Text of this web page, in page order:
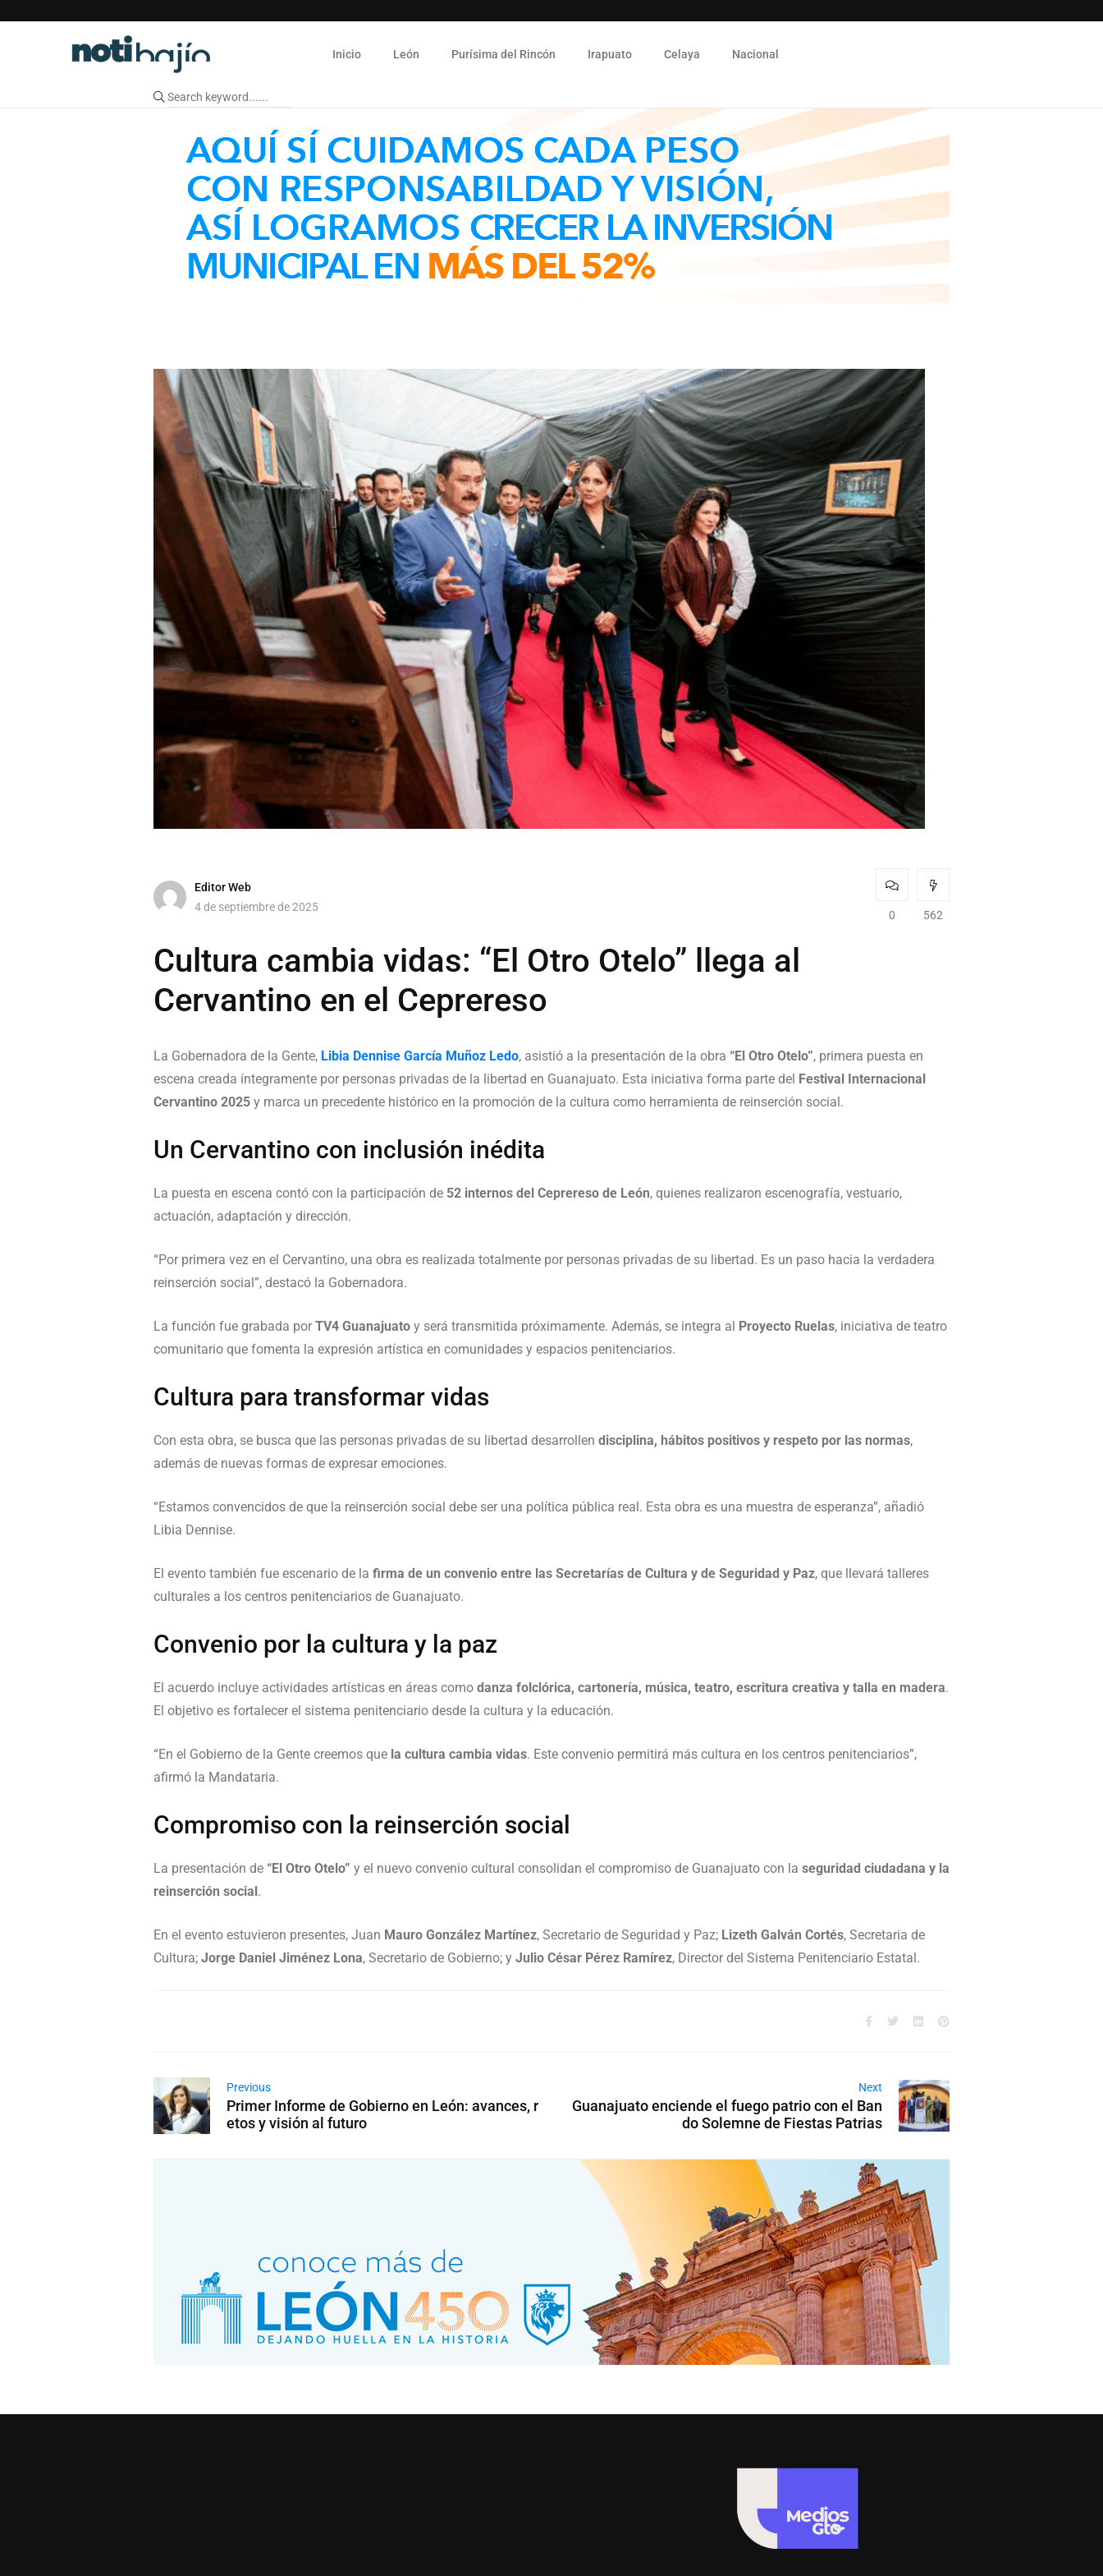
Inicio León Purísima del Rincón Irapuato Celaya Nacional
Editor Web
4 de septiembre de 2025
0 562
Cultura cambia vidas: “El Otro Otelo” llega al
Cervantino en el Ceprereso
La Gobernadora de la Gente, Libia Dennise García Muñoz Ledo, asistió a la presentación de la obra “El Otro Otelo”, primera puesta en
escena creada íntegramente por personas privadas de la libertad en Guanajuato. Esta iniciativa forma parte del Festival Internacional
Cervantino 2025 y marca un precedente histórico en la promoción de la cultura como herramienta de reinserción social.
Un Cervantino con inclusión inédita
La puesta en escena contó con la participación de 52 internos del Ceprereso de León, quienes realizaron escenografía, vestuario,
actuación, adaptación y dirección.
“Por primera vez en el Cervantino, una obra es realizada totalmente por personas privadas de su libertad. Es un paso hacia la verdadera
reinserción social”, destacó la Gobernadora.
La función fue grabada por TV4 Guanajuato y será transmitida próximamente. Además, se integra al Proyecto Ruelas, iniciativa de teatro
comunitario que fomenta la expresión artística en comunidades y espacios penitenciarios.
Cultura para transformar vidas
Con esta obra, se busca que las personas privadas de su libertad desarrollen disciplina, hábitos positivos y respeto por las normas,
además de nuevas formas de expresar emociones.
“Estamos convencidos de que la reinserción social debe ser una política pública real. Esta obra es una muestra de esperanza”, añadió
Libia Dennise.
El evento también fue escenario de la firma de un convenio entre las Secretarías de Cultura y de Seguridad y Paz, que llevará talleres
culturales a los centros penitenciarios de Guanajuato.
Convenio por la cultura y la paz
El acuerdo incluye actividades artísticas en áreas como danza folclórica, cartonería, música, teatro, escritura creativa y talla en madera.
El objetivo es fortalecer el sistema penitenciario desde la cultura y la educación.
“En el Gobierno de la Gente creemos que la cultura cambia vidas. Este convenio permitirá más cultura en los centros penitenciarios”,
afirmó la Mandataria.
Compromiso con la reinserción social
La presentación de “El Otro Otelo” y el nuevo convenio cultural consolidan el compromiso de Guanajuato con la seguridad ciudadana y la
reinserción social.
En el evento estuvieron presentes, Juan Mauro González Martínez, Secretario de Seguridad y Paz; Lizeth Galván Cortés, Secretaria de
Cultura; Jorge Daniel Jiménez Lona, Secretario de Gobierno; y Julio César Pérez Ramírez, Director del Sistema Penitenciario Estatal.
Previous
Primer Informe de Gobierno en León: avances, r
etos y visión al futuro
Next
Guanajuato enciende el fuego patrio con el Ban
do Solemne de Fiestas Patrias